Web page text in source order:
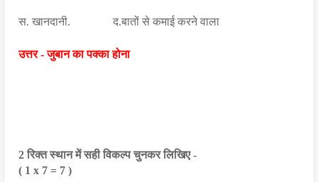
स. खानदानी.               द.बातों से कमाई करने वाला
उत्तर - जुबान का पक्का होना
2 रिक्त स्थान में सही विकल्प चुनकर लिखिए -
( 1 x 7 = 7 )